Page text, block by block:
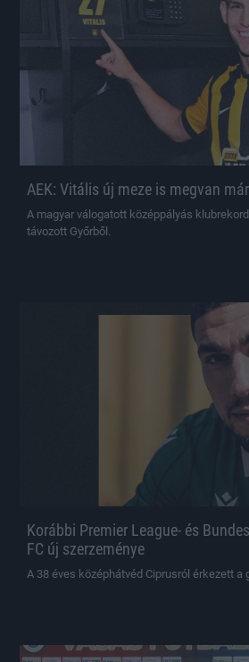
AEK: Vitális új meze is megvan már
A magyar válogatott középpályás
távozott Győrből.
Korábbi Premier League- és
FC új szerzeménye
A 38 éves középhátvéd Ciprusról érkezett a